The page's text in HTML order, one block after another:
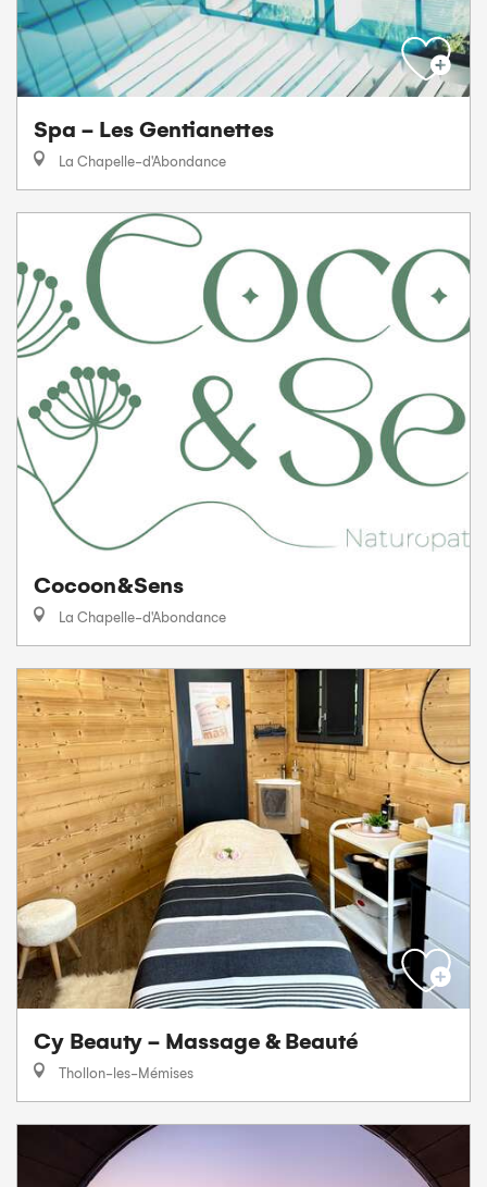
Spa - Les Gentianettes
La Chapelle-d'Abondance
Cocoon&Sens
La Chapelle-d'Abondance
Cy Beauty - Massage & Beauté
Thollon-les-Mémises